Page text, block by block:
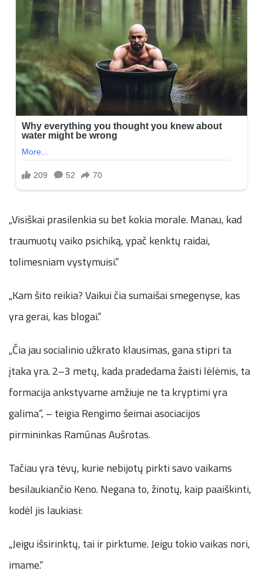
„Visiškai prasilenkia su bet kokia morale. Manau, kad
traumuotų vaiko psichiką, ypač kenktų raidai,
tolimesniam vystymuisi.“
„Kam šito reikia? Vaikui čia sumaišai smegenyse, kas
yra gerai, kas blogai.“
„Čia jau socialinio užkrato klausimas, gana stipri ta
įtaka yra. 2–3 metų, kada pradedama žaisti lėlėmis, ta
formacija ankstyvame amžiuje ne ta kryptimi yra
galima“, – teigia Rengimo šeimai asociacijos
pirmininkas Ramūnas Aušrotas.
Tačiau yra tėvų, kurie nebijotų pirkti savo vaikams
besilaukiančio Keno. Negana to, žinotų, kaip paaiškinti,
kodėl jis laukiasi:
„Jeigu išsirinktų, tai ir pirktume. Jeigu tokio vaikas nori,
imame.“